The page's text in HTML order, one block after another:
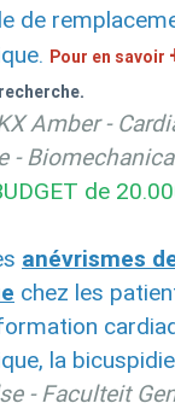
de
Pour en savoir
Amber -
-
de
anévrismes
chez les
la
- Faculteit